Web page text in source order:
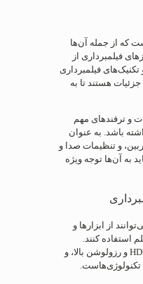
که از جمله آن‌ها
فیلمبرداری از
فیلمبرداری
هستند تا به
و ترفندهای مهم
باشد. به عنوان
و تنظیمات صدا و
به آن‌ها توجه ویژه
از ابزارها و
استفاده کنند.
استفاده از دوربین‌های با کیفیت بالا، فناوری HDR و رزولوشن بالا، و
تکنولوژی‌هاست.